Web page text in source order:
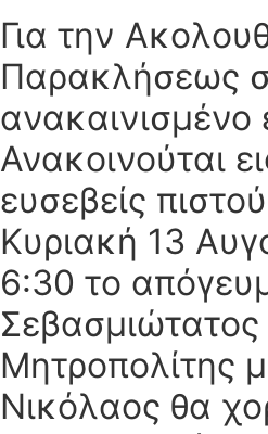
Για την
Παρακλήσεως
ανακαινισμένο
Ανακοινούται
ευσεβείς
Κυριακή 13
6:30 το
Σεβασμιώτατος
Μητροπολίτης
Νικόλαος θα